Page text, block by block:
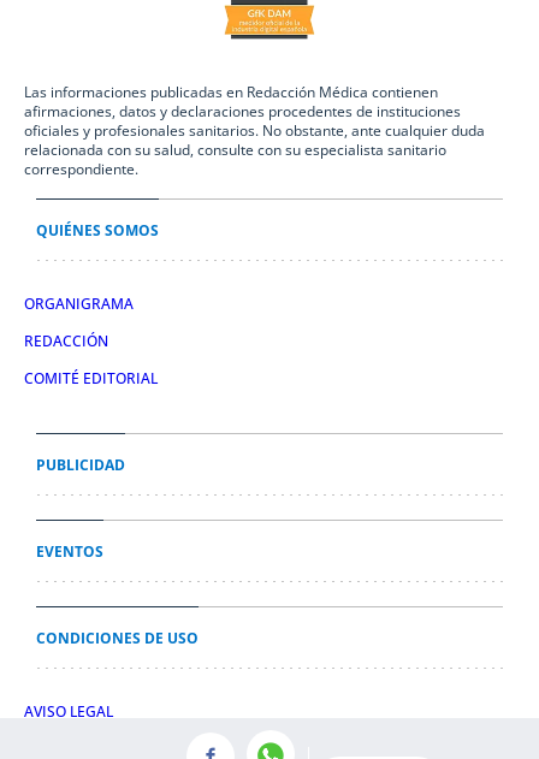
Las informaciones publicadas en Redacción Médica contienen
afirmaciones, datos y declaraciones procedentes de instituciones
oficiales y profesionales sanitarios. No obstante, ante cualquier duda
relacionada con su salud, consulte con su especialista sanitario
correspondiente.
QUIÉNES SOMOS
ORGANIGRAMA
REDACCIÓN
COMITÉ EDITORIAL
PUBLICIDAD
EVENTOS
CONDICIONES DE USO
AVISO LEGAL